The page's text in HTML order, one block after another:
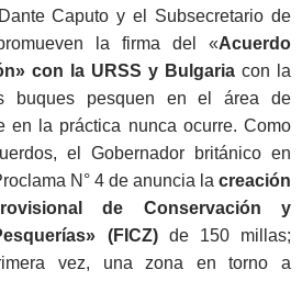
Caputo y el Subsecretario de
la firma del «Acuerdo
con la URSS y Bulgaria con la
buques pesquen en el área de
en la práctica nunca ocurre. Como
el Gobernador británico en
N° 4 de anuncia la creación
de Conservación y
(FICZ)de 150 millas;
vez, una zona en torno a